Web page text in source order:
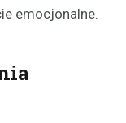
emocjonalne.